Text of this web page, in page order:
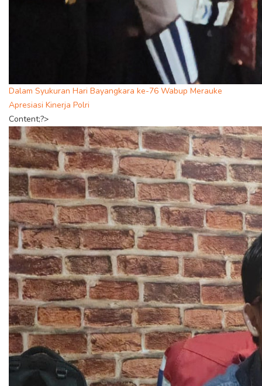
Dalam Syukuran Hari Bayangkara ke-76 Wabup Merauke
Apresiasi Kinerja Polri
Content;?>